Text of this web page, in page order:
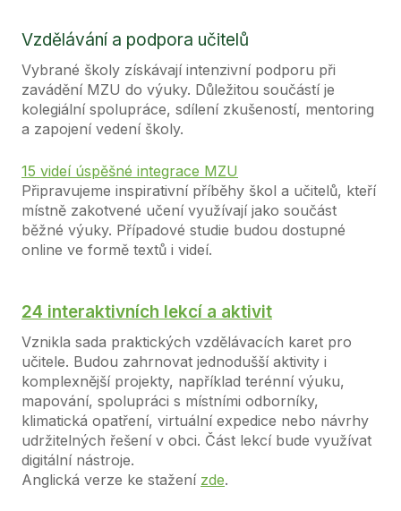
Vzdělávání a podpora učitelů
Vybrané školy získávají intenzivní podporu při
zavádění MZU do výuky. Důležitou součástí je
kolegiální spolupráce, sdílení zkušeností, mentoring
a zapojení vedení školy.
15 videí úspěšné integrace MZU
Připravujeme inspirativní příběhy škol a učitelů, kteří
místně zakotvené učení využívají jako součást
běžné výuky. Případové studie budou dostupné
online ve formě textů i videí.
24 interaktivních lekcí a aktivit
Vznikla sada praktických vzdělávacích karet pro
učitele. Budou zahrnovat jednodušší aktivity i
komplexnější projekty, například terénní výuku,
mapování, spolupráci s místními odborníky,
klimatická opatření, virtuální expedice nebo návrhy
udržitelných řešení v obci. Část lekcí bude využívat
digitální nástroje.
Anglická verze ke stažení zde.